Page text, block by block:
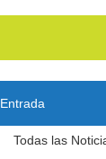
Entrada
Todas las